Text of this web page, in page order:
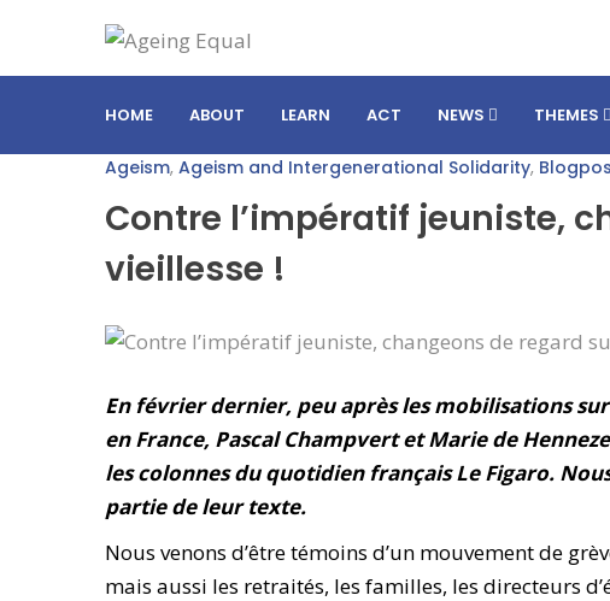
HOME ABOUT LEARN ACT NEWS THEMES
Ageism, Ageism and Intergenerational Solidarity,
Contre l’impératif jeuniste,
vieillesse !
En février dernier, peu après les mobilisations
en France, Pascal Champvert et Marie de
les colonnes du quotidien français Le Figaro.
partie de leur texte.
Nous venons d’être témoins d’un mouvement de
mais aussi les retraités, les familles, les directeurs